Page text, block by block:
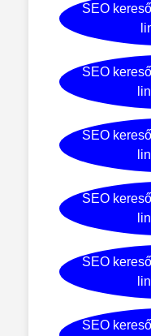
SEO
SEO
SEO
SEO
SEO
SEO